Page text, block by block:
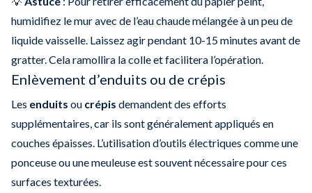
humidifiez le mur avec de l’eau chaude mélangée à un peu de
liquide vaisselle. Laissez agir pendant 10-15 minutes avant de
gratter. Cela ramollira la colle et facilitera l’opération.
Enlèvement d’enduits ou de crépis
Les enduits ou crépis demandent des efforts
supplémentaires, car ils sont généralement appliqués en
couches épaisses. L’utilisation d’outils électriques comme une
ponceuse ou une meuleuse est souvent nécessaire pour ces
surfaces texturées.